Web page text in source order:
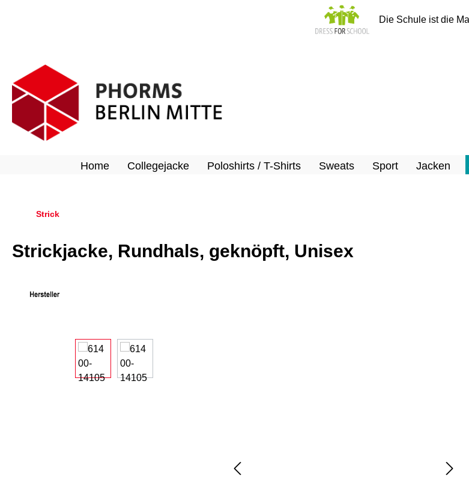
Die Schule ist die
Home Collegejacke Poloshirts / T-Shirts Sweats Sport Jacken
Strick
Strickjacke, Rundhals, geknöpft, Unisex
Bildergalerie überspringen